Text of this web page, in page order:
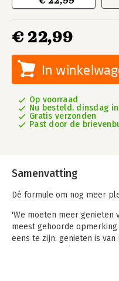
€ 22,99
In
Op voorraad
Nu besteld, dinsdag
Gratis verzonden
Past door de
Samenvatting
Dé formule om nog meer
'We moeten meer genieten
meest gehoorde
eens te zijn: genieten is